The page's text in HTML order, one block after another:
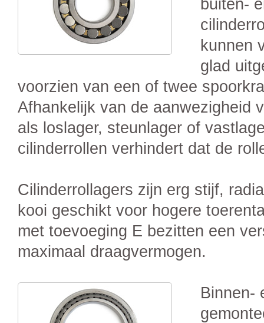
buiten-
kunnen
glad
voorzien van een of twee
Afhankelijk van de aanwezigheid
als loslager, steunlager of
cilinderrollen verhindert dat de
Cilinderrollagers zijn erg stijf,
kooi geschikt voor hogere
met toevoeging E bezitten een
maximaal draagvermogen.
Binnen-